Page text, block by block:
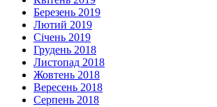
Березень 2019
Лютий 2019
Січень 2019
Грудень 2018
Листопад 2018
Жовтень 2018
Вересень 2018
Серпень 2018